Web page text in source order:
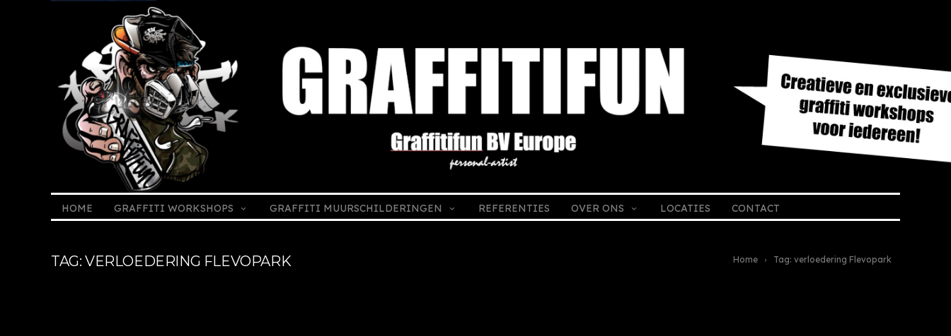
HOME GRAFFITI WORKSHOPS GRAFFITI MUURSCHILDERINGEN REFERENTIES OVER ONS LOCATIES CONTACT
Home Tag: verloedering Flevopark
TAG: VERLOEDERING FLEVOPARK